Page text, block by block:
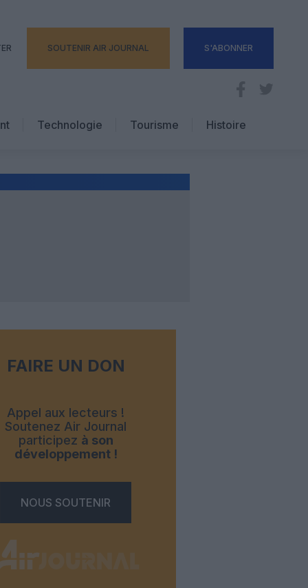
SOUTENIR AIR JOURNAL S'ABONNER
Technologie
Tourisme
Hôtellerie
Histoire
FAIRE UN DON
Appel aux lecteurs !
Soutenez Air Journal
participez à son
développement !
NOUS SOUTENIR